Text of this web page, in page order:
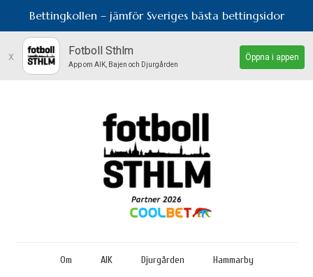
Bettingkollen – jämför Sveriges bästa bettingsidor
x Fotboll Sthlm
App om AIK, Bajen och Djurgården
Öppna i appen
Om AIK Djurgården Hammarby